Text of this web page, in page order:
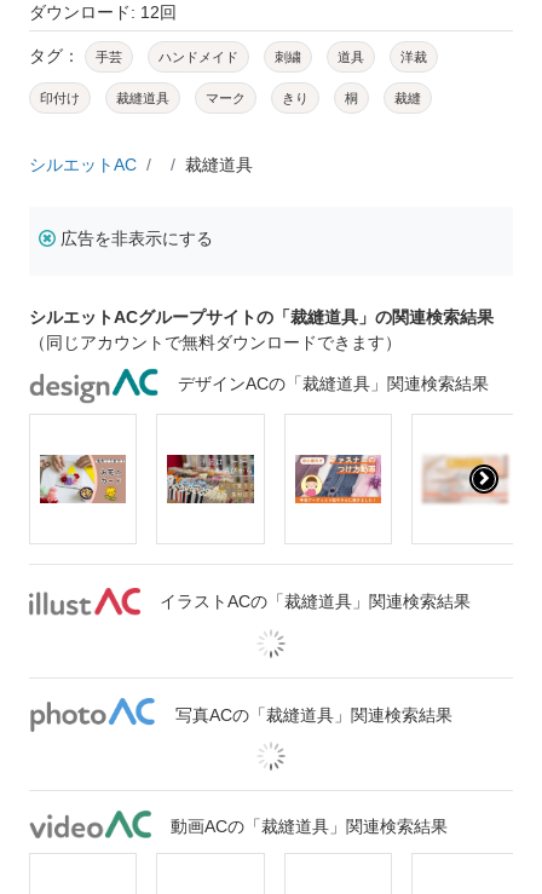
ダウンロード: 12回
タグ： 手芸 ハンドメイド 刺繍 道具 洋裁
印付け 裁縫道具 マーク きり 桐 裁縫
シルエットAC 裁縫道具
広告を非表示にする
シルエットACグループサイトの「裁縫道具」の関連検索結果
（同じアカウントで無料ダウンロードできます）
デザインACの「裁縫道具」関連検索結果
イラストACの「裁縫道具」関連検索結果
写真ACの「裁縫道具」関連検索結果
動画ACの「裁縫道具」関連検索結果